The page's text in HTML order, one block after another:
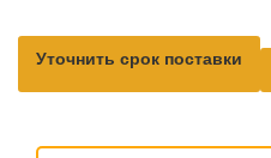
Уточнить срок поставки